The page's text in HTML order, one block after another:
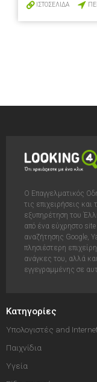
ΙΣΤΟΣΕΛΙΔΑ
Ο Επαγγελματικός
τις επιχειρήσεις
εξυπηρέτηση του
από ένα εύχρηστο
αναζήτησης Google,
πλησιέστερη
ανάγκες του, αλλά
εγγεγραμμένης σε
Κατηγορίες
Υπολογιστές and
Παιχνίδια
Υγεία